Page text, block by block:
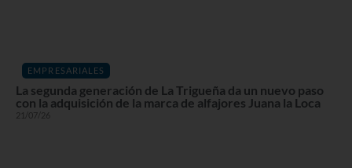
EMPRESARIALES
La segunda generación de La Trigueña da un nuevo paso
con la adquisición de la marca de alfajores Juana la Loca
21/07/26